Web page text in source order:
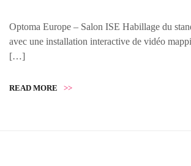
Optoma Europe – Salon ISE Habillage du
avec une installation interactive de vidéo
[…]
READ MORE >>